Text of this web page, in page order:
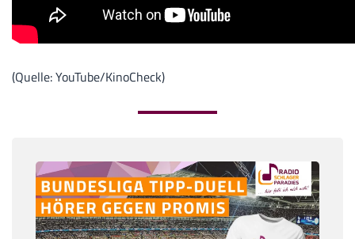
(Quelle: YouTube/KinoCheck)